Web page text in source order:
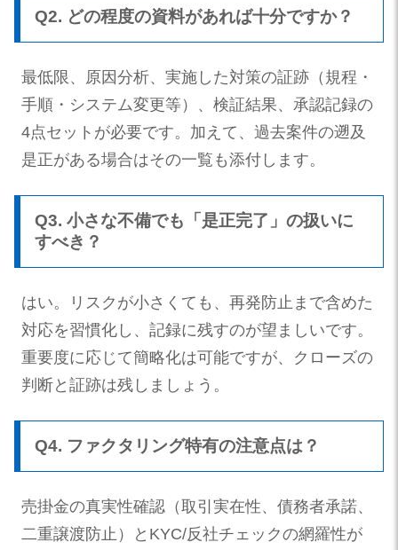
Q2. どの程度の資料があれば十分ですか？
最低限、原因分析、実施した対策の証跡（規程・
手順・システム変更等）、検証結果、承認記録の
4点セットが必要です。加えて、過去案件の遡及
是正がある場合はその一覧も添付します。
Q3. 小さな不備でも「是正完了」の扱いに
すべき？
はい。リスクが小さくても、再発防止まで含めた
対応を習慣化し、記録に残すのが望ましいです。
重要度に応じて簡略化は可能ですが、クローズの
判断と証跡は残しましょう。
Q4. ファクタリング特有の注意点は？
売掛金の真実性確認（取引実在性、債務者承諾、
二重譲渡防止）とKYC/反社チェックの網羅性が